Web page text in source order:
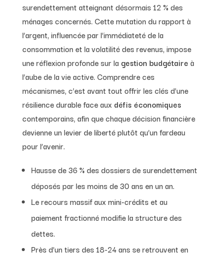
surendettement atteignant désormais 12 % des
ménages concernés. Cette mutation du rapport à
l’argent, influencée par l’immédiateté de la
consommation et la volatilité des revenus, impose
une réflexion profonde sur la gestion budgétaire à
l’aube de la vie active. Comprendre ces
mécanismes, c’est avant tout offrir les clés d’une
résilience durable face aux défis économiques
contemporains, afin que chaque décision financière
devienne un levier de liberté plutôt qu’un fardeau
pour l’avenir.
Hausse de 36 % des dossiers de surendettement
déposés par les moins de 30 ans en un an.
Le recours massif aux mini-crédits et au
paiement fractionné modifie la structure des
dettes.
Près d’un tiers des 18-24 ans se retrouvent en